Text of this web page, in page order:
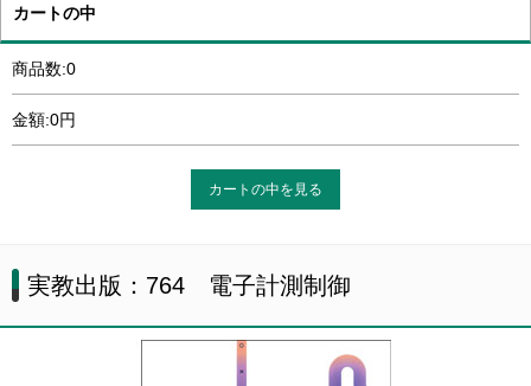
カートの中
商品数:0
金額:0円
カートの中を見る
実教出版：764 電子計測制御